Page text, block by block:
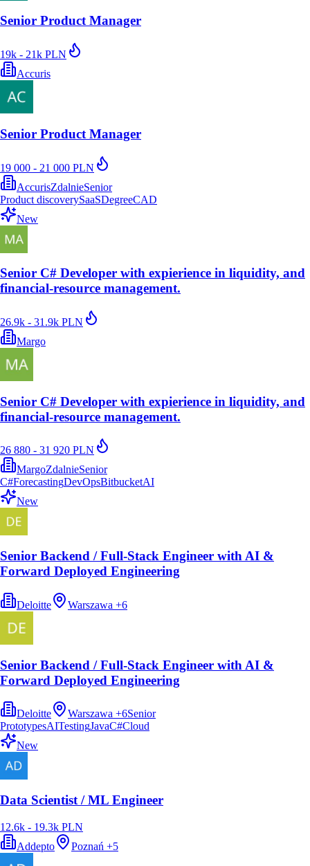
Senior Product Manager
19k - 21k PLN
Accuris
Senior Product Manager
19 000 - 21 000 PLN
AccurisZdalnieSenior
Product discoverySaaSDegreeCAD
New
Senior C# Developer with expierience in liquidity, and
financial‑resource management.
26.9k - 31.9k PLN
Margo
Senior C# Developer with expierience in liquidity, and
financial‑resource management.
26 880 - 31 920 PLN
MargoZdalnieSenior
C#ForecastingDevOpsBitbucketAI
New
Senior Backend / Full-Stack Engineer with AI &
Forward Deployed Engineering
Deloitte Warszawa +6
Senior Backend / Full-Stack Engineer with AI &
Forward Deployed Engineering
Deloitte Warszawa +6Senior
PrototypesAITestingJavaC#Cloud
New
Data Scientist / ML Engineer
12.6k - 19.3k PLN
Addepto
Poznań +5